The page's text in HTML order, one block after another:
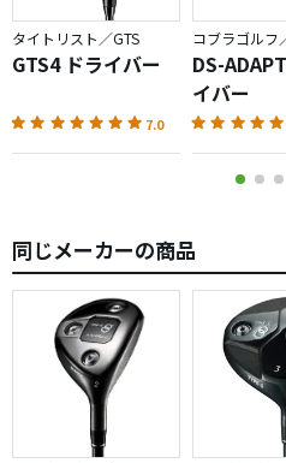
タイトリスト／GTS
GTS4 ドライバー
7.0
DS-
イバー
同じメーカーの商品